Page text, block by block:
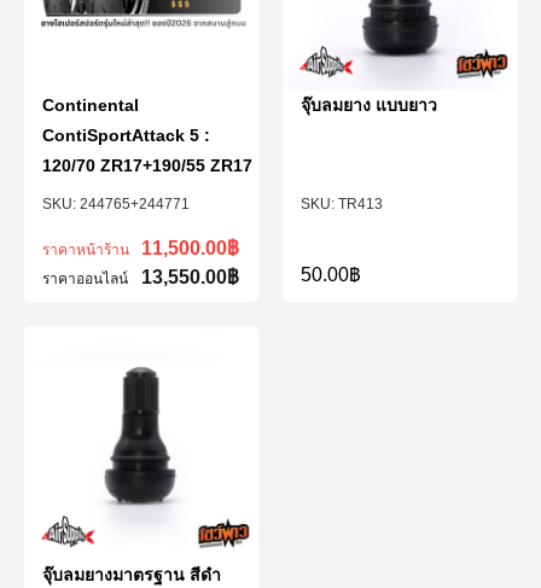
244765+244771
Continental
ContiSportAttack 5 :
120/70 ZR17+190/55 ZR17
ราคาหน้าร้าน 11,500.00฿
ราคาออนไลน์ 13,550.00฿
TR413
จุ๊บลมยาง แบบยาว
50.00฿
จุ๊บลมยางมาตรฐาน สีดำ